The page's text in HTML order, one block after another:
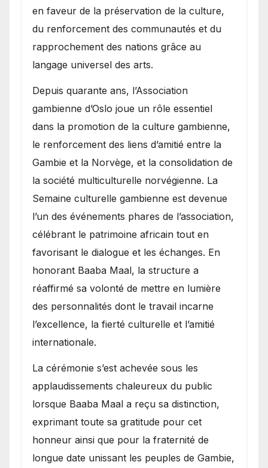
en faveur de la préservation de la culture,
du renforcement des communautés et du
rapprochement des nations grâce au
langage universel des arts.
​Depuis quarante ans, l’Association
gambienne d’Oslo joue un rôle essentiel
dans la promotion de la culture gambienne,
le renforcement des liens d’amitié entre la
Gambie et la Norvège, et la consolidation de
la société multiculturelle norvégienne. La
Semaine culturelle gambienne est devenue
l’un des événements phares de l’association,
célébrant le patrimoine africain tout en
favorisant le dialogue et les échanges. En
honorant Baaba Maal, la structure a
réaffirmé sa volonté de mettre en lumière
des personnalités dont le travail incarne
l’excellence, la fierté culturelle et l’amitié
internationale.
​La cérémonie s’est achevée sous les
applaudissements chaleureux du public
lorsque Baaba Maal a reçu sa distinction,
exprimant toute sa gratitude pour cet
honneur ainsi que pour la fraternité de
longue date unissant les peuples de Gambie,